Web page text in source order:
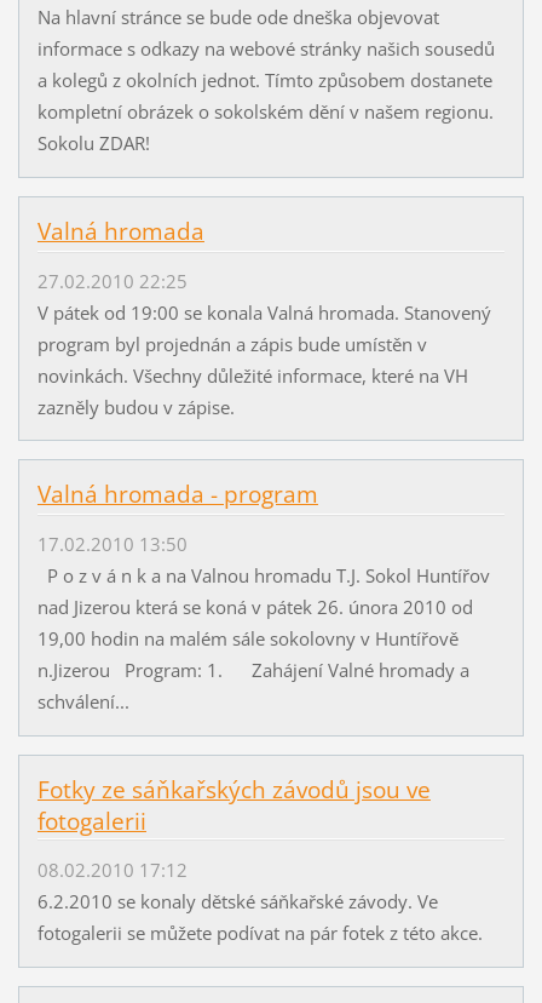
Na hlavní stránce se bude ode dneška objevovat
informace s odkazy na webové stránky našich sousedů
a kolegů z okolních jednot. Tímto způsobem dostanete
kompletní obrázek o sokolském dění v našem regionu.
Sokolu ZDAR!
Valná hromada
27.02.2010 22:25
V pátek od 19:00 se konala Valná hromada. Stanovený
program byl projednán a zápis bude umístěn v
novinkách. Všechny důležité informace, které na VH
zazněly budou v zápise.
Valná hromada - program
17.02.2010 13:50
P o z v á n k a na Valnou hromadu T.J. Sokol Huntířov
nad Jizerou která se koná v pátek 26. února 2010 od
19,00 hodin na malém sále sokolovny v Huntířově
n.Jizerou Program: 1. Zahájení Valné hromady a
schválení...
Fotky ze sáňkařských závodů jsou ve
fotogalerii
08.02.2010 17:12
6.2.2010 se konaly dětské sáňkařské závody. Ve
fotogalerii se můžete podívat na pár fotek z této akce.